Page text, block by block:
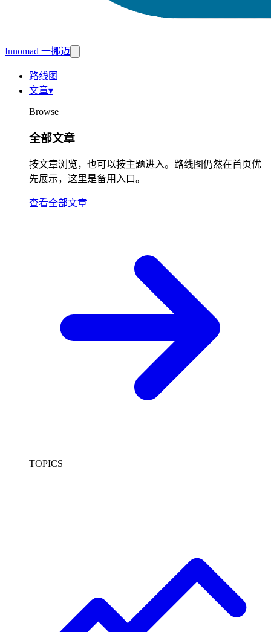
Innomad 一挪迈
路线图
文章▾
Browse
全部文章
按文章浏览，也可以按主题进入。路线图仍然在首页优
先展示，这里是备用入口。
查看全部文章
TOPICS